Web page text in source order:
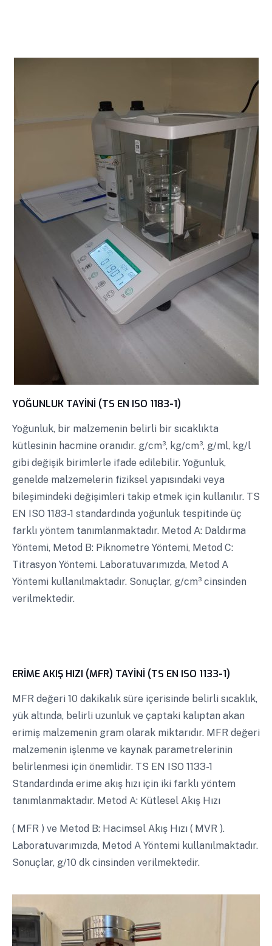
YOĞUNLUK TAYİNİ (TS EN ISO 1183-1)
Yoğunluk, bir malzemenin belirli bir sıcaklıkta
kütlesinin hacmine oranıdır. g/cm³, kg/cm³, g/ml, kg/l
gibi değişik birimlerle ifade edilebilir. Yoğunluk,
genelde malzemelerin fiziksel yapısındaki veya
bileşimindeki değişimleri takip etmek için kullanılır. TS
EN ISO 1183-1 standardında yoğunluk tespitinde üç
farklı yöntem tanımlanmaktadır. Metod A: Daldırma
Yöntemi, Metod B: Piknometre Yöntemi, Metod C:
Titrasyon Yöntemi. Laboratuvarımızda, Metod A
Yöntemi kullanılmaktadır. Sonuçlar, g/cm³ cinsinden
verilmektedir.
ERİME AKIŞ HIZI (MFR) TAYİNİ (TS EN ISO 1133-1)
MFR değeri 10 dakikalık süre içerisinde belirli sıcaklık,
yük altında, belirli uzunluk ve çaptaki kalıptan akan
erimiş malzemenin gram olarak miktarıdır. MFR değeri
malzemenin işlenme ve kaynak parametrelerinin
belirlenmesi için önemlidir. TS EN ISO 1133-1
Standardında erime akış hızı için iki farklı yöntem
tanımlanmaktadır. Metod A: Kütlesel Akış Hızı
( MFR ) ve Metod B: Hacimsel Akış Hızı ( MVR ).
Laboratuvarımızda, Metod A Yöntemi kullanılmaktadır.
Sonuçlar, g/10 dk cinsinden verilmektedir.